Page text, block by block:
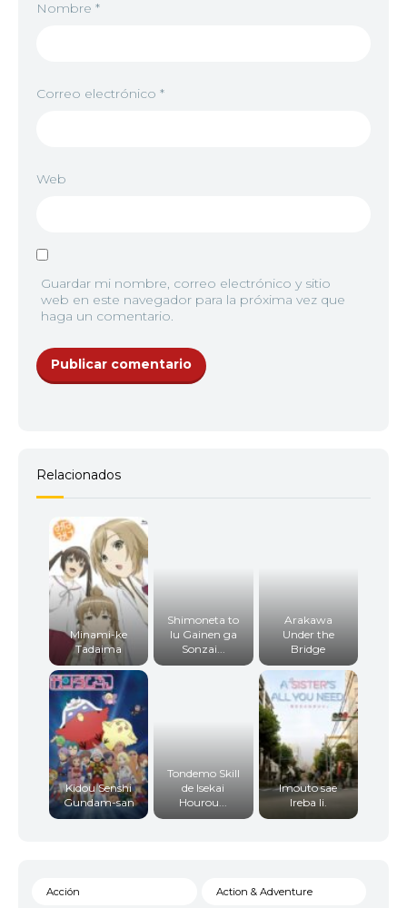
Nombre *
Correo electrónico *
Web
Guardar mi nombre, correo electrónico y sitio
web en este navegador para la próxima vez que
haga un comentario.
Relacionados
Minami-ke
Tadaima
Shimoneta to
Iu Gainen ga
Sonzai...
Arakawa
Under the
Bridge
Kidou Senshi
Gundam-san
Tondemo Skill
de Isekai
Hourou...
Imouto sae
Ireba Ii.
Acción Action & Adventure